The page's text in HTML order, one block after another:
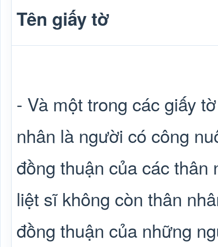
Tên giấy tờ
- Và một trong các giấy
nhân là người có công
đồng thuận của các
liệt sĩ không còn thân
đồng thuận của những